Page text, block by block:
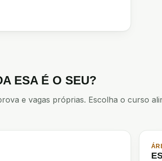
ESAÉ O SEU?
e vagas próprias. Escolha o curso